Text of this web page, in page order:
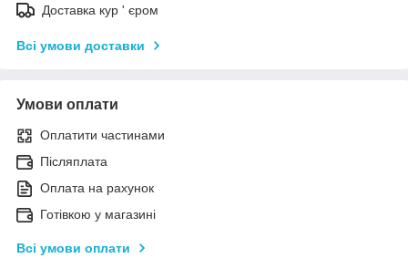
Доставка кур ' єром
Всі умови доставки
Умови оплати
Оплатити частинами
Післяплата
Оплата на рахунок
Готівкою у магазині
Всі умови оплати